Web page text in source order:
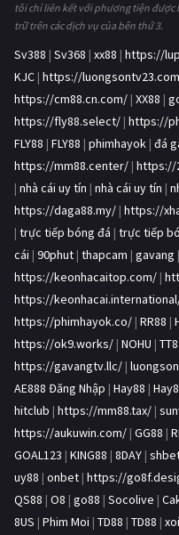
tôi chỉ liên kết với phương tiện được
trữ trên các dịch vụ của bên thứ 3.
Sv388 | Sv368 | xx88 | https://
KJC | https://
https://cm88.cn.com/ | XX88 |
https://fly88.select/ | https://
FLY88 | FLY88 | phimhayok | đá
https://mm88.center/ | https://
| nhà cái uy tín | nhà cái uy tín |
https://daga88.my/ | https://
| trực tiếp bóng đá | trực tiếp
cái | 90phut | thapcam | gavang |
https://keonhacaitop.com/ |
https://
https://phimhayok.co/ | RR88 |
https://ok9.works/ | NOHU |
https://gavangtv.llc/ |
AE888 Đăng Nhập | Hay88 |
hitclub | https://mm88.tax/ |
https://aukuwin.com/ | GG88 |
GOAL123 | KING88 | 8DAY |
uy88 | onbet | https://
QS88 | O8 | go88 | Socolive |
8US | Phim Moi | TD88 | TD88 |